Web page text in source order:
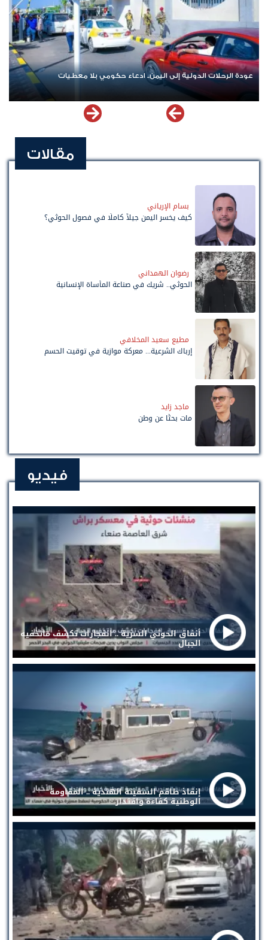
عودة الرحلات الدولية إلى اليمن.. ادعاء حكومي بلا معطيات
مقالات
بسام الإرياني
كيف يخسر اليمن جيلاً كاملًا في فصول الحوثي؟
رضوان الهمداني
الحوثي.. شريك في صناعة المأساة الإنسانية
مطيع سعيد المخلافي
إرباك الشرعية... معركة موازية في توقيت الحسم
ماجد زايد
مات بحثًا عن وطن
فيديو
أنفاق الحوثي السرية .. انفجارات تكشف ماتخفيه
الجبال
إنقاذ طاقم السفينة الهندية .. المقاومة
الوطنية كفاءة واقتدار